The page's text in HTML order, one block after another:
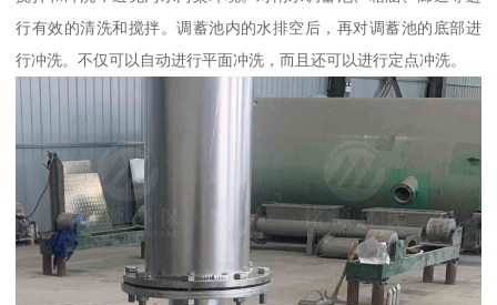
行有效的清洗和搅拌。调蓄池内的水排空后，再对调蓄池的底部进
行冲洗。不仅可以自动进行平面冲洗，而且还可以进行定点冲洗。